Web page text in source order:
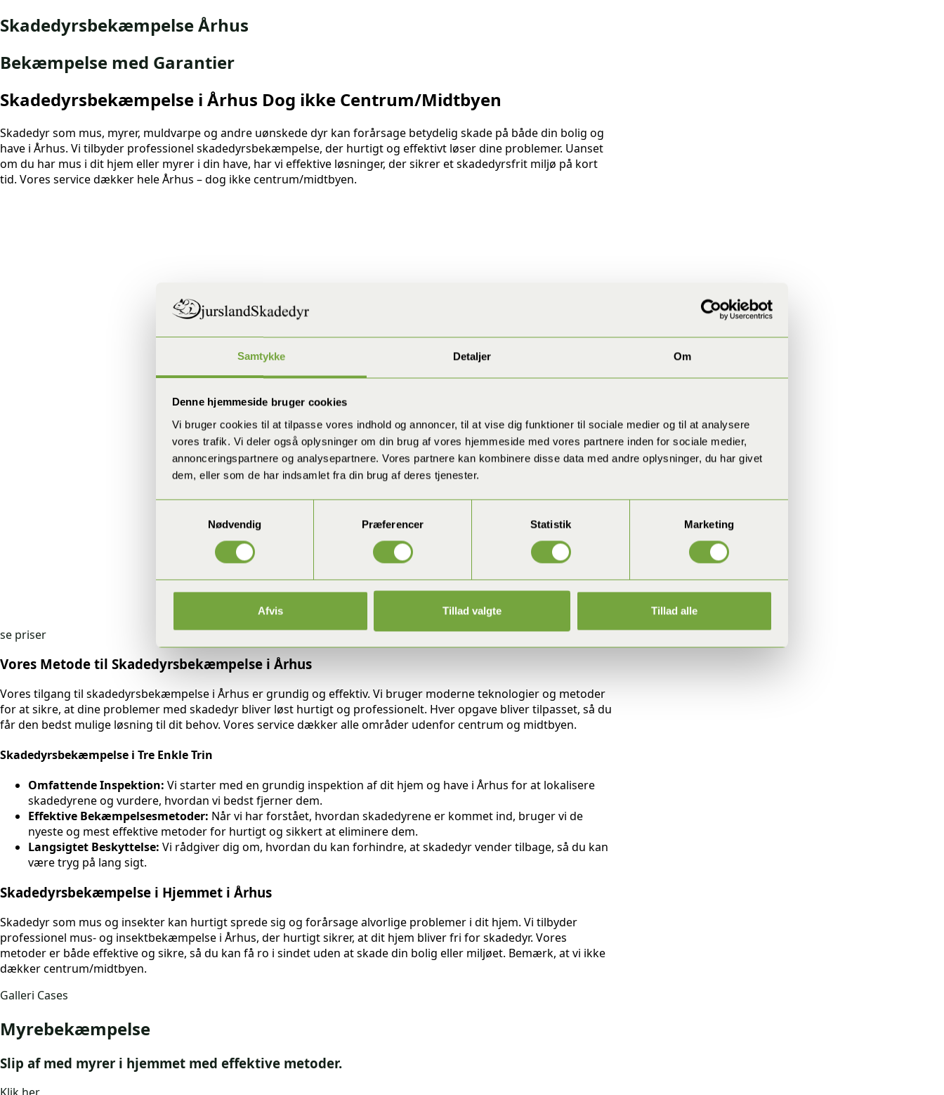
Samtykke Detaljer Om
Denne hjemmeside bruger cookies
Vi bruger cookies til at tilpasse vores indhold og annoncer, til at vise dig funktioner til sociale medier og til at analysere
vores trafik. Vi deler også oplysninger om din brug af vores hjemmeside med vores partnere inden for sociale medier,
annonceringspartnere og analysepartnere. Vores partnere kan kombinere disse data med andre oplysninger, du har givet
dem, eller som de har indsamlet fra din brug af deres tjenester.
Nødvendig
Præferencer Statistik Marketing
Afvis Tillad valgte Tillad alle
Skadedyrsbekæmpelse Århus
Bekæmpelse med Garantier
Skadedyrsbekæmpelse i Århus Dog ikke Centrum/Midtbyen
Skadedyr som mus, myrer, muldvarpe og andre uønskede dyr kan forårsage betydelig skade på både din bolig og
have i Århus. Vi tilbyder professionel skadedyrsbekæmpelse, der hurtigt og effektivt løser dine problemer. Uanset
om du har mus i dit hjem eller myrer i din have, har vi effektive løsninger, der sikrer et skadedyrsfrit miljø på kort
tid. Vores service dækker hele Århus – dog ikke centrum/midtbyen.
se priser
Vores Metode til Skadedyrsbekæmpelse i Århus
Vores tilgang til skadedyrsbekæmpelse i Århus er grundig og effektiv. Vi bruger moderne teknologier og metoder
for at sikre, at dine problemer med skadedyr bliver løst hurtigt og professionelt. Hver opgave bliver tilpasset, så du
får den bedst mulige løsning til dit behov. Vores service dækker alle områder udenfor centrum og midtbyen.
Skadedyrsbekæmpelse i Tre Enkle Trin
Omfattende Inspektion: Vi starter med en grundig inspektion af dit hjem og have i Århus for at lokalisere
skadedyrene og vurdere, hvordan vi bedst fjerner dem.
Effektive Bekæmpelsesmetoder: Når vi har forstået, hvordan skadedyrene er kommet ind, bruger vi de
nyeste og mest effektive metoder for hurtigt og sikkert at eliminere dem.
Langsigtet Beskyttelse: Vi rådgiver dig om, hvordan du kan forhindre, at skadedyr vender tilbage, så du kan
være tryg på lang sigt.
Skadedyrsbekæmpelse i Hjemmet i Århus
Skadedyr som mus og insekter kan hurtigt sprede sig og forårsage alvorlige problemer i dit hjem. Vi tilbyder
professionel mus- og insektbekæmpelse i Århus, der hurtigt sikrer, at dit hjem bliver fri for skadedyr. Vores
metoder er både effektive og sikre, så du kan få ro i sindet uden at skade din bolig eller miljøet. Bemærk, at vi ikke
dækker centrum/midtbyen.
Galleri Cases
Myrebekæmpelse
Slip af med myrer i hjemmet med effektive metoder.